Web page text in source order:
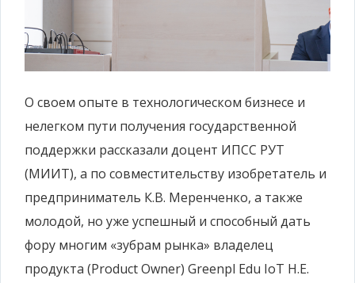
О своем опыте в технологическом бизнесе и
нелегком пути получения государственной
поддержки рассказали доцент ИПСС РУТ
(МИИТ), а по совместительству изобретатель и
предприниматель К.В. Меренченко, а также
молодой, но уже успешный и способный дать
фору многим «зубрам рынка» владелец
продукта (Product Owner) Greenpl Edu IoT Н.Е.